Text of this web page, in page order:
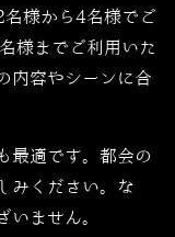
名様から4名様でご
名様までご利用いた
内容やシーンに合
最適です。都会の
みください。な
ません。